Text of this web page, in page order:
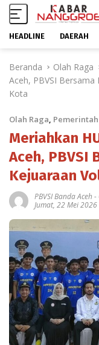
HEADLINE DAERAH
Beranda Olah Raga
Aceh, PBVSI Bersama
Kota
Olah Raga,
Meriahkan
Aceh, PBVSI
Kejuaraan
PBVSI Banda Aceh -
Jumat, 22 Mei 2026